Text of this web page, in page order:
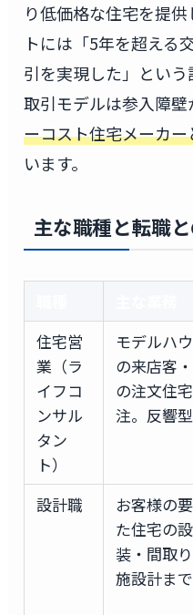
り低価格な住宅を提
トには「5年を超える
引を実現した」とい
取引モデルは参入障壁
ーコスト住宅メーカ
います。
主な職種と転職
住宅営
業（ラ
イフコ
ンサル
タン
ト）
モデルハ
の来店客
の注文住
注。反響
設計職
お客様の
た住宅の
装・間取
施設計まで